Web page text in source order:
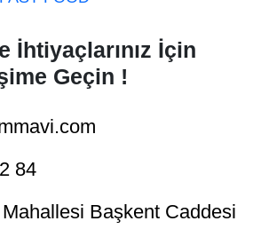
İhtiyaçlarınız İçin
Geçin !
84
Başkent Caddesi